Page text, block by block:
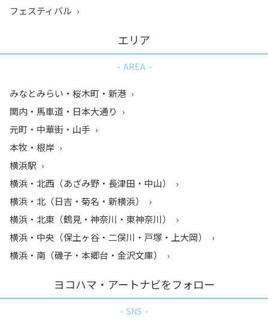
フェスティバル
エリア
AREA
みなとみらい・桜木町・新港
関内・馬車道・日本大通り
元町・中華街・山手
本牧・根岸
横浜駅
横浜・北西（あざみ野・長津田・中山）
横浜・北（日吉・菊名・新横浜）
横浜・北東（鶴見・神奈川・東神奈川）
横浜・中央（保土ヶ谷・二俣川・戸塚・上大岡）
横浜・南（磯子・本郷台・金沢文庫）
ヨコハマ・アートナビをフォロー
SNS